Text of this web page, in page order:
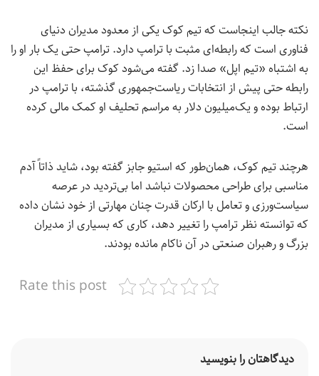
نکته جالب اینجاست که تیم کوک یکی از معدود مدیران دنیای
فناوری است که رابطه‌ای مثبت با ترامپ دارد. ترامپ حتی یک‌ بار او را
به اشتباه «تیم اپل» صدا زد. گفته می‌شود کوک برای حفظ این
رابطه حتی پیش از انتخابات ریاست‌جمهوری گذشته، با ترامپ در
ارتباط بوده و یک‌میلیون دلار به مراسم تحلیف او کمک مالی کرده
است.
هرچند تیم کوک، همان‌طور که استیو جابز گفته بود، شاید ذاتاً آدم
مناسبی برای طراحی محصولات نباشد اما بی‌تردید در عرصه
سیاست‌ورزی و تعامل با ارکان قدرت چنان مهارتی از خود نشان داده
که توانسته نظر ترامپ را تغییر دهد، کاری که بسیاری از مدیران
بزرگ و رهبران صنعتی در آن ناکام مانده بودند.
Rate this post
دیدگاهتان را بنویسید